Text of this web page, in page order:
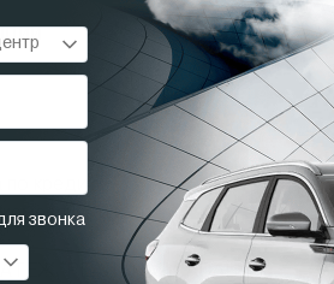
платеж
РЕАЛЬНАЯ LADA!